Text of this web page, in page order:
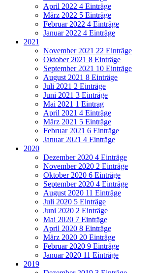
April 2022 4 Einträge
März 2022 5 Einträge
Februar 2022 4 Einträge
Januar 2022 4 Einträge
2021
November 2021 22 Einträge
Oktober 2021 8 Einträge
September 2021 10 Einträge
August 2021 8 Einträge
Juli 2021 2 Einträge
Juni 2021 3 Einträge
Mai 2021 1 Eintrag
April 2021 4 Einträge
März 2021 5 Einträge
Februar 2021 6 Einträge
Januar 2021 4 Einträge
2020
Dezember 2020 4 Einträge
November 2020 2 Einträge
Oktober 2020 6 Einträge
September 2020 4 Einträge
August 2020 11 Einträge
Juli 2020 5 Einträge
Juni 2020 2 Einträge
Mai 2020 7 Einträge
April 2020 8 Einträge
März 2020 20 Einträge
Februar 2020 9 Einträge
Januar 2020 11 Einträge
2019